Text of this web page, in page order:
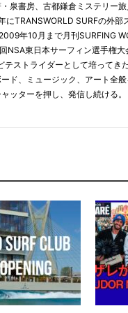
泉書房、古都鎌倉ミステリー
TRANSWORLD SURFの外部
年10月まで月刊SURFING
NSA東日本サーフィン選手権
テストライダーとして培ってき
ド、ミュージック、アート全
ッターを押し、発信し続ける